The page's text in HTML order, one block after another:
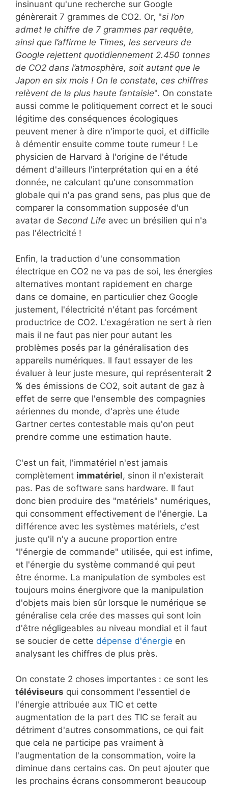
insinuant qu'une recherche sur Google
génèrerait 7 grammes de CO2. Or, "si l’on
admet le chiffre de 7 grammes par requête,
ainsi que l’affirme le Times, les serveurs de
Google rejettent quotidiennement 2.450 tonnes
de CO2 dans l’atmosphère, soit autant que le
Japon en six mois ! On le constate, ces chiffres
relèvent de la plus haute fantaisie". On constate
aussi comme le politiquement correct et le souci
légitime des conséquences écologiques
peuvent mener à dire n'importe quoi, et difficile
à démentir ensuite comme toute rumeur ! Le
physicien de Harvard à l'origine de l'étude
dément d'ailleurs l'interprétation qui en a été
donnée, ne calculant qu'une consommation
globale qui n'a pas grand sens, pas plus que de
comparer la consommation supposée d'un
avatar de Second Life avec un brésilien qui n'a
pas l'électricité !
Enfin, la traduction d'une consommation
électrique en CO2 ne va pas de soi, les énergies
alternatives montant rapidement en charge
dans ce domaine, en particulier chez Google
justement, l'électricité n'étant pas forcément
productrice de CO2. L'exagération ne sert à rien
mais il ne faut pas nier pour autant les
problèmes posés par la généralisation des
appareils numériques. Il faut essayer de les
évaluer à leur juste mesure, qui représenterait 2
% des émissions de CO2, soit autant de gaz à
effet de serre que l'ensemble des compagnies
aériennes du monde, d'après une étude
Gartner certes contestable mais qu'on peut
prendre comme une estimation haute.
C'est un fait, l'immatériel n'est jamais
complètement immatériel, sinon il n'existerait
pas. Pas de software sans hardware. Il faut
donc bien produire des "matériels" numériques,
qui consomment effectivement de l'énergie. La
différence avec les systèmes matériels, c'est
juste qu'il n'y a aucune proportion entre
"l'énergie de commande" utilisée, qui est infime,
et l'énergie du système commandé qui peut
être énorme. La manipulation de symboles est
toujours moins énergivore que la manipulation
d'objets mais bien sûr lorsque le numérique se
généralise cela crée des masses qui sont loin
d'être négligeables au niveau mondial et il faut
se soucier de cette dépense d'énergie en
analysant les chiffres de plus près.
On constate 2 choses importantes : ce sont les
téléviseurs qui consomment l'essentiel de
l'énergie attribuée aux TIC et cette
augmentation de la part des TIC se ferait au
détriment d'autres consommations, ce qui fait
que cela ne participe pas vraiment à
l'augmentation de la consommation, voire la
diminue dans certains cas. On peut ajouter que
les prochains écrans consommeront beaucoup